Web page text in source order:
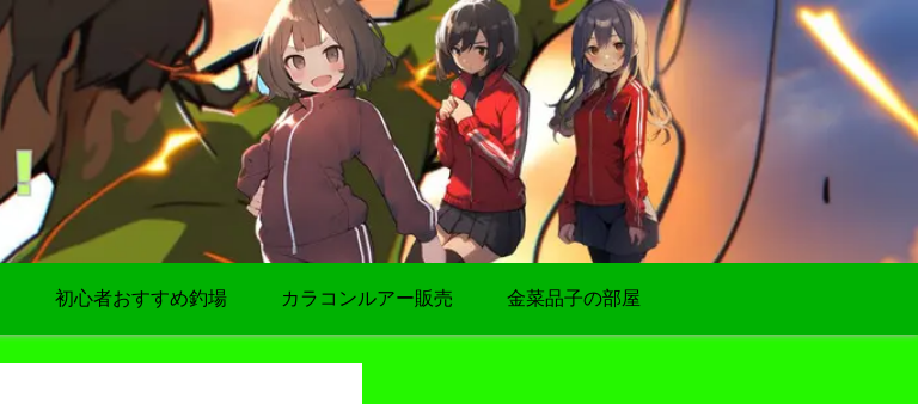
初心者おすすめ釣場 カラコンルアー販売 金菜品子の部屋